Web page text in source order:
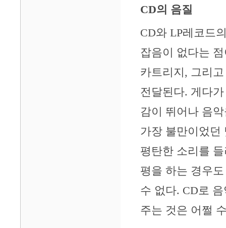
CD의 음질
CD와 LP레코드
잡음이 없다는
카트리지, 그리
전달된다. 게다
감이 뛰어나 음
가장 불만이었던
평탄한 소리를
평을 하는 경우
수 없다. CD로
주는 것은 어쩔